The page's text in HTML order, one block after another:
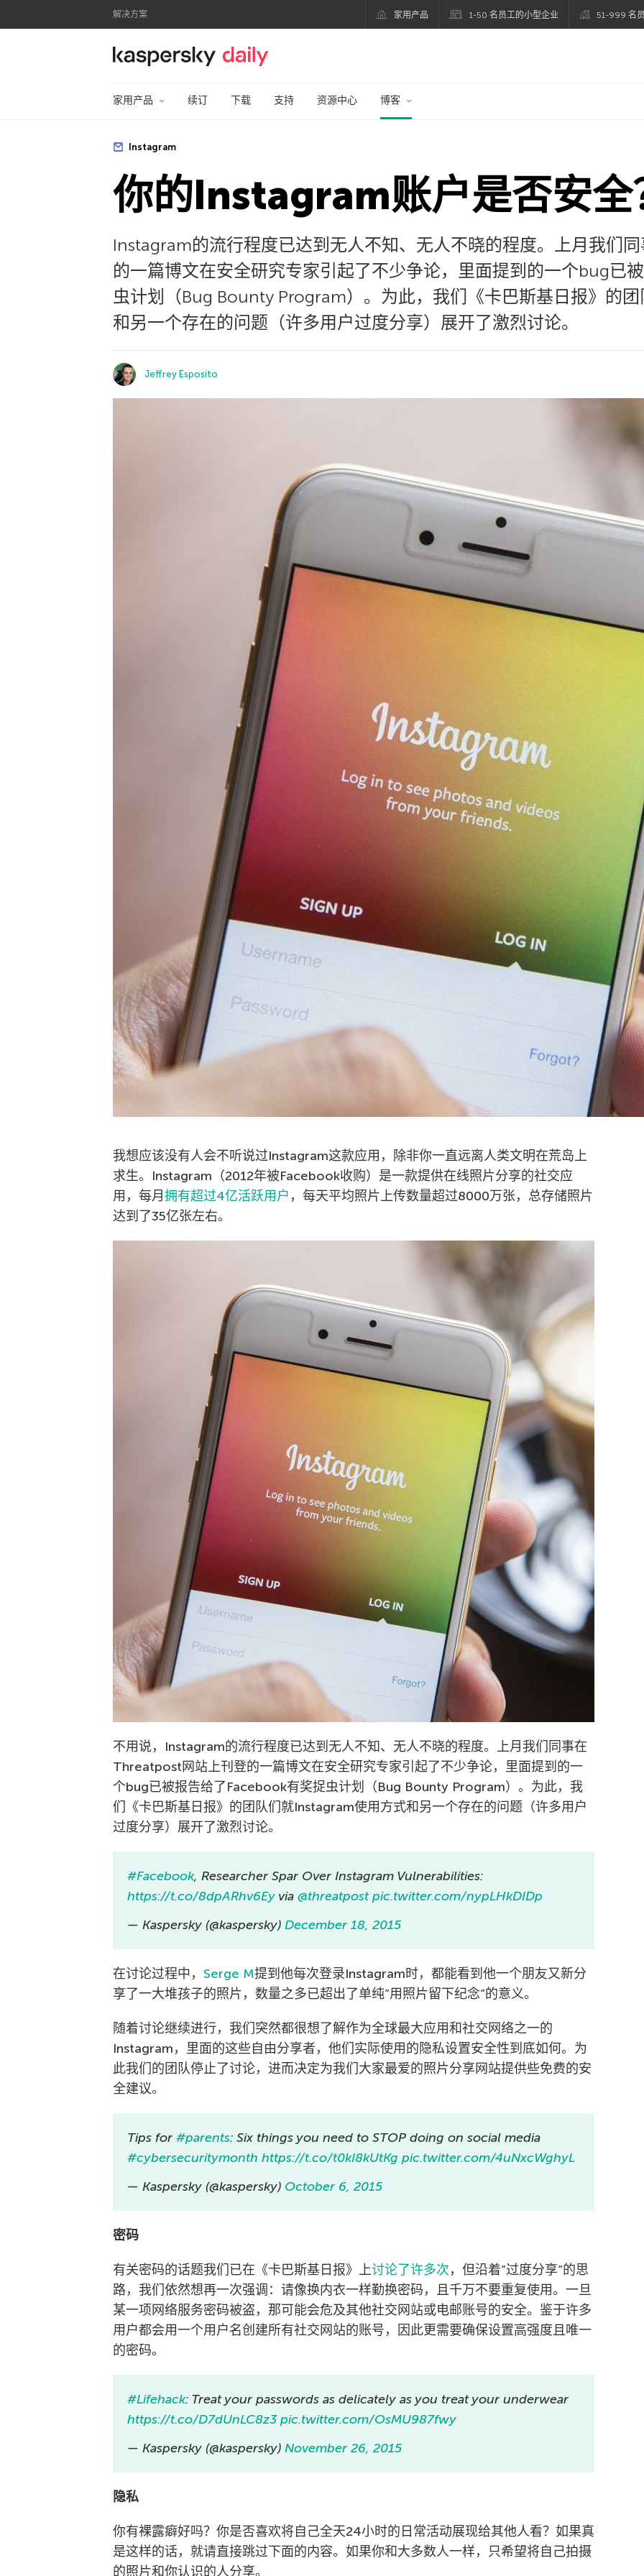
解决方案 家用产品 1-50 名员工的小型企业 51-999 名
卡巴斯基官方博客
家用产品 续订 下载 支持 资源中心 博客
Instagram
你的Instagram账户是否安全
Instagram的流行程度已达到无人不知、无人不晓的程度。上月我们
的一篇博文在安全研究专家引起了不少争论，里面提到的一个bug已
虫计划（Bug Bounty Program）。为此，我们《卡巴斯基日报》的
和另一个存在的问题（许多用户过度分享）展开了激烈讨论。
Jeffrey Esposito
我想应该没有人会不听说过Instagram这款应用，除非你一直远离人类文明在荒岛上
求生。Instagram（2012年被Facebook收购）是一款提供在线照片分享的社交应
用，每月拥有超过4亿活跃用户 ，每天平均照片上传数量超过8000万张，总存储照片
达到了35亿张左右。
不用说，Instagram的流行程度已达到无人不知、无人不晓的程度。上月我们同事在
Threatpost网站上刊登的一篇博文在安全研究专家引起了不少争论，里面提到的一
个bug已被报告给了Facebook有奖捉虫计划（Bug Bounty Program）。为此，我
们《卡巴斯基日报》的团队们就Instagram使用方式和另一个存在的问题（许多用户
过度分享）展开了激烈讨论。
#Facebook, Researcher Spar Over Instagram Vulnerabilities:
https://t.co/8dpARhv6Ey via @threatpost pic.twitter.com/nypLHkDIDp
— Kaspersky (@kaspersky) December 18, 2015
在讨论过程中， Serge M提到他每次登录Instagram时，都能看到他一个朋友又新分
享了一大堆孩子的照片，数量之多已超出了单纯”用照片留下纪念”的意义。
随着讨论继续进行，我们突然都很想了解作为全球最大应用和社交网络之一的
Instagram，里面的这些自由分享者，他们实际使用的隐私设置安全性到底如何。为
此我们的团队停止了讨论，进而决定为我们大家最爱的照片分享网站提供些免费的安
全建议。
Tips for #parents: Six things you need to STOP doing on social media
#cybersecuritymonth https://t.co/t0kI8kUtKg pic.twitter.com/4uNxcWghyL
— Kaspersky (@kaspersky) October 6, 2015
密码
有关密码的话题我们已在《卡巴斯基日报》上讨论了许多次，但沿着”过度分享”的思
路，我们依然想再一次强调：请像换内衣一样勤换密码，且千万不要重复使用。一旦
某一项网络服务密码被盗，那可能会危及其他社交网站或电邮账号的安全。鉴于许多
用户都会用一个用户名创建所有社交网站的账号，因此更需要确保设置高强度且唯一
的密码。
#Lifehack: Treat your passwords as delicately as you treat your underwear
https://t.co/D7dUnLC8z3 pic.twitter.com/OsMU987fwy
— Kaspersky (@kaspersky) November 26, 2015
隐私
你有裸露癖好吗？你是否喜欢将自己全天24小时的日常活动展现给其他人看？如果真
是这样的话，就请直接跳过下面的内容。如果你和大多数人一样，只希望将自己拍摄
的照片和你认识的人分享。